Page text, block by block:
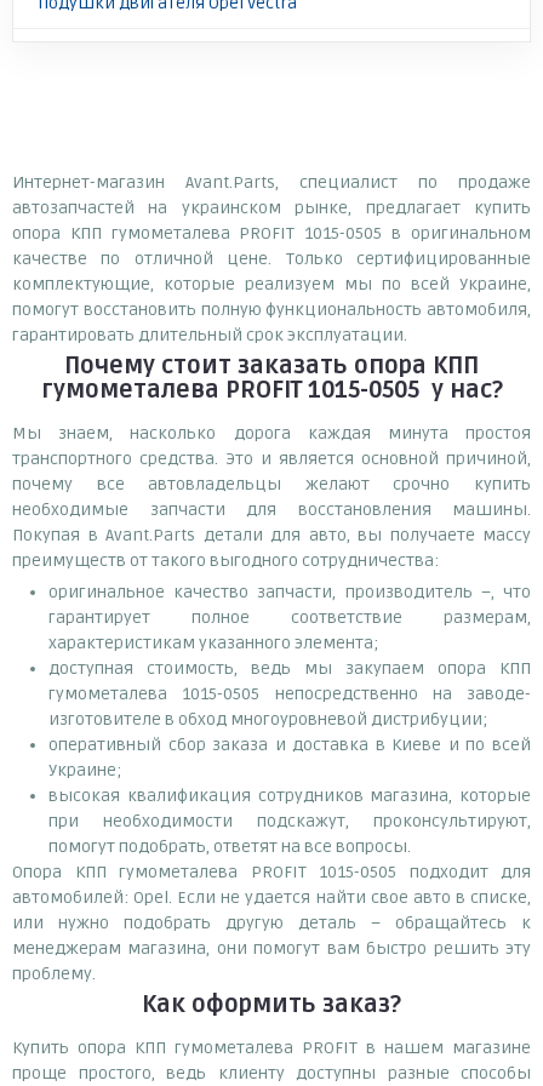
Интернет-магазин Avant.Parts, специалист по продаже
автозапчастей на украинском рынке, предлагает купить
опора КПП гумометалева PROFIT 1015-0505 в оригинальном
качестве по отличной цене. Только сертифицированные
комплектующие, которые реализуем мы по всей Украине,
помогут восстановить полную функциональность автомобиля,
гарантировать длительный срок эксплуатации.
Почему стоит заказать опора КПП
гумометалева PROFIT 1015-0505 у нас?
Мы знаем, насколько дорога каждая минута простоя
транспортного средства. Это и является основной причиной,
почему все автовладельцы желают срочно купить
необходимые запчасти для восстановления машины.
Покупая в Avant.Parts детали для авто, вы получаете массу
преимуществ от такого выгодного сотрудничества:
оригинальное качество запчасти, производитель –, что
гарантирует полное соответствие размерам,
характеристикам указанного элемента;
доступная стоимость, ведь мы закупаем опора КПП
гумометалева 1015-0505 непосредственно на заводе-
изготовителе в обход многоуровневой дистрибуции;
оперативный сбор заказа и доставка в Киеве и по всей
Украине;
высокая квалификация сотрудников магазина, которые
при необходимости подскажут, проконсультируют,
помогут подобрать, ответят на все вопросы.
Опора КПП гумометалева PROFIT 1015-0505 подходит для
автомобилей: Opel. Если не удается найти свое авто в списке,
или нужно подобрать другую деталь – обращайтесь к
менеджерам магазина, они помогут вам быстро решить эту
проблему.
Как оформить заказ?
Купить опора КПП гумометалева PROFIT в нашем магазине
проще простого, ведь клиенту доступны разные способы